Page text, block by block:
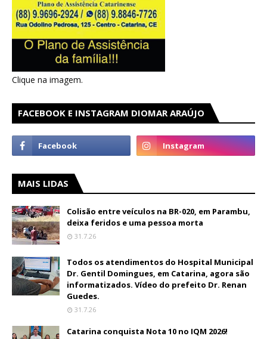
Clique na imagem.
FACEBOOK E INSTAGRAM DIOMAR ARAÚJO
MAIS LIDAS
Colisão entre veículos na BR-020, em Parambu,
deixa feridos e uma pessoa morta
31.7.26
Todos os atendimentos do Hospital Municipal
Dr. Gentil Domingues, em Catarina, agora são
informatizados. Vídeo do prefeito Dr. Renan
Guedes.
31.7.26
Catarina conquista Nota 10 no IQM 2026!